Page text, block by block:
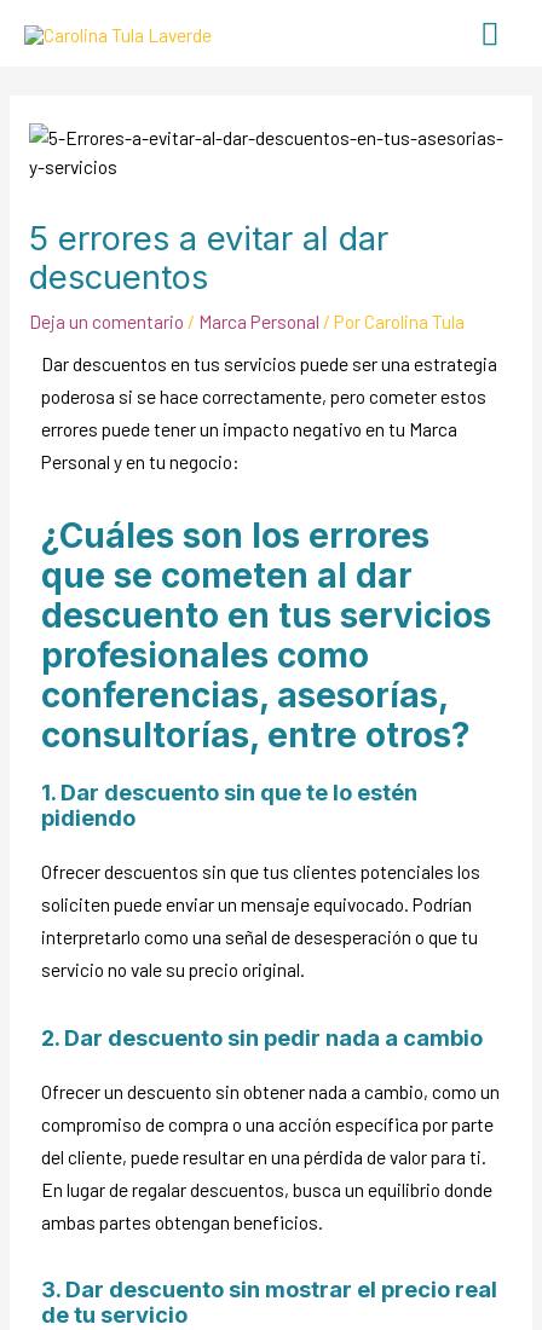
5 errores a evitar al dar
descuentos
Deja un comentario / Marca Personal / PorCarolina Tula
Dar descuentos en tus servicios puede ser una estrategia
poderosa si se hace correctamente, pero cometer estos
errores puede tener un impacto negativo en tu Marca
Personal y en tu negocio:
¿Cuáles son los errores
que se cometen al dar
descuento en tus servicios
profesionales como
conferencias, asesorías,
consultorías, entre otros?
1. Dar descuento sin que te lo estén
pidiendo
Ofrecer descuentos sin que tus clientes potenciales los
soliciten puede enviar un mensaje equivocado. Podrían
interpretarlo como una señal de desesperación o que tu
servicio no vale su precio original.
2. Dar descuento sin pedir nada a cambio
Ofrecer un descuento sin obtener nada a cambio, como un
compromiso de compra o una acción específica por parte
del cliente, puede resultar en una pérdida de valor para ti.
En lugar de regalar descuentos, busca un equilibrio donde
ambas partes obtengan beneficios.
3. Dar descuento sin mostrar el precio real
de tu servicio